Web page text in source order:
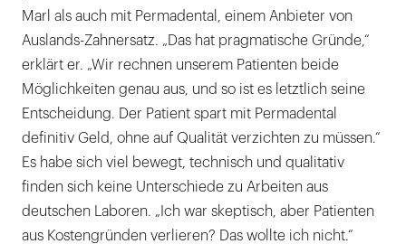
Marl als auch mit Permadental, einem Anbieter von
Auslands-Zahnersatz. „Das hat pragmatische Gründe,“
erklärt er. „Wir rechnen unserem Patienten beide
Möglichkeiten genau aus, und so ist es letztlich seine
Entscheidung. Der Patient spart mit Permadental
definitiv Geld, ohne auf Qualität verzichten zu müssen.“
Es habe sich viel bewegt, technisch und qualitativ
finden sich keine Unterschiede zu Arbeiten aus
deutschen Laboren. „Ich war skeptisch, aber Patienten
aus Kostengründen verlieren? Das wollte ich nicht.“